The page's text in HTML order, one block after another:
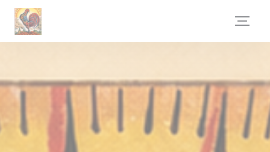
Personnalisation de vos choix en matière de cookies